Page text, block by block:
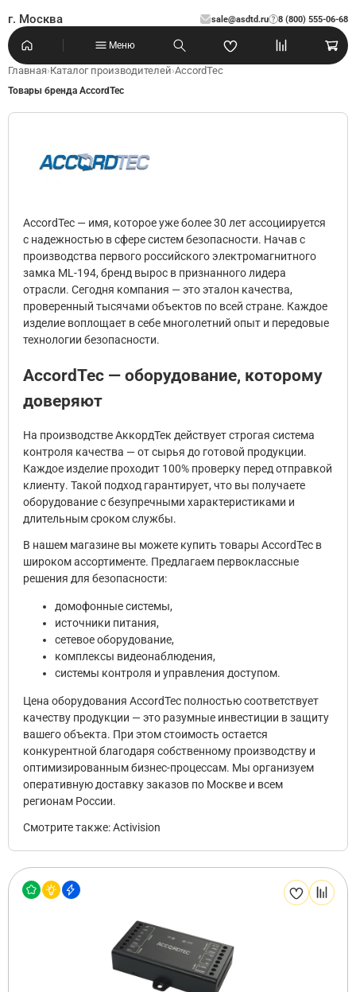
г. Москва sale@asdtd.ru 8 (800) 555-06-68
?
Меню
Главная›Каталог производителей›AccordTec
Товары бренда AccordTec
AccordTec — имя, которое уже более 30 лет ассоциируется
с надежностью в сфере систем безопасности. Начав с
производства первого российского электромагнитного
замка ML-194, бренд вырос в признанного лидера
отрасли. Сегодня компания — это эталон качества,
проверенный тысячами объектов по всей стране. Каждое
изделие воплощает в себе многолетний опыт и передовые
технологии безопасности.
AccordTec — оборудование, которому
доверяют
На производстве АккордТек действует строгая система
контроля качества — от сырья до готовой продукции.
Каждое изделие проходит 100% проверку перед отправкой
клиенту. Такой подход гарантирует, что вы получаете
оборудование с безупречными характеристиками и
длительным сроком службы.
В нашем магазине вы можете купить товары AccordTec в
широком ассортименте. Предлагаем первоклассные
решения для безопасности:
домофонные системы,
источники питания,
сетевое оборудование,
комплексы видеонаблюдения,
системы контроля и управления доступом.
Цена оборудования AccordTec полностью соответствует
качеству продукции — это разумные инвестиции в защиту
вашего объекта. При этом стоимость остается
конкурентной благодаря собственному производству и
оптимизированным бизнес-процессам. Мы организуем
оперативную доставку заказов по Москве и всем
регионам России.
Смотрите также:Activision